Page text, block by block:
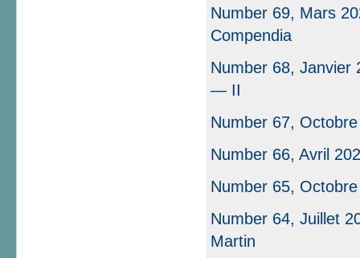
Number 69, Mars
Compendia
Number 68, Janvier
— II
Number 67,
Number 66, Avril
Number 65,
Number 64, Juillet
Martin